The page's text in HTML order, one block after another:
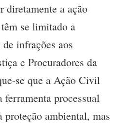
diretamente a ação
se limitado a
infrações aos
e Procuradores da
se que a Ação Civil
ferramenta processual
proteção ambiental, mas